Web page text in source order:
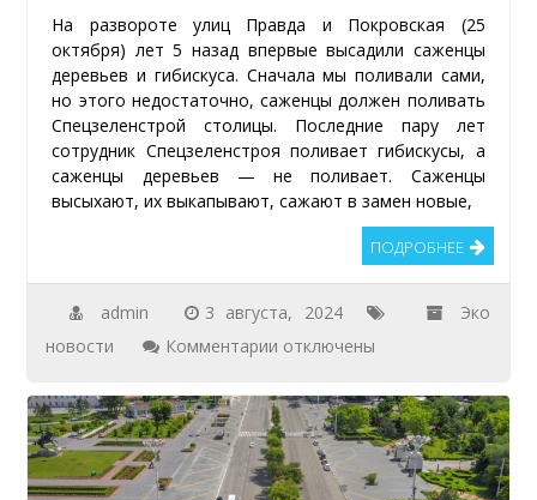
Тирасполе.
На развороте улиц Правда и Покровская (25
октября) лет 5 назад впервые высадили саженцы
деревьев и гибискуса. Сначала мы поливали сами,
но этого недостаточно, саженцы должен поливать
Спецзеленстрой столицы. Последние пару лет
сотрудник Спецзеленстроя поливает гибискусы, а
саженцы деревьев — не поливает. Саженцы
высыхают, их выкапывают, сажают в замен новые,
ПОДРОБНЕЕ
admin 3 августа, 2024
Эко
новости
Комментарии к
Тирасполь
Высыхающие
саженцы
отключены